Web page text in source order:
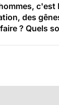
des
? Quels